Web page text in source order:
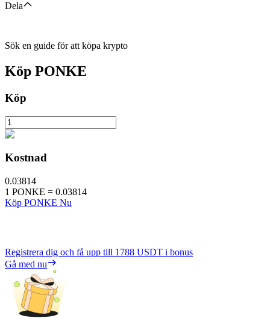
Dela
Sök en guide för att köpa krypto
Köp PONKE
Köp
Kostnad
0.03814
1 PONKE = 0.03814
Köp PONKE Nu
Registrera dig och få upp till 1788 USDT i bonus
Gå med nu